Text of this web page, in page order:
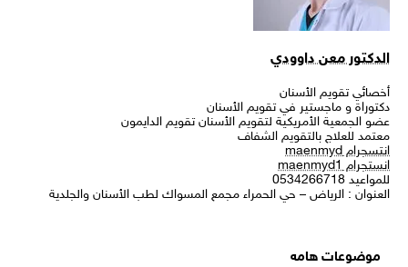
الدكتور معن داوودي
أخصائي تقويم الأسنان
دكتوراة و ماجستير في تقويم الأسنان
عضو الجمعية الأمريكية لتقويم الأسنان تقويم الدايمون
معتمد للعلاج بالتقويم الشفاف
انتسجرام maenmyd
انستجرام maenmyd1
للمواعيد 0534266718
العنوان : الرياض – حي الحمراء مجمع المسواك لطب الأسنان والجلدية
موضوعات هامه